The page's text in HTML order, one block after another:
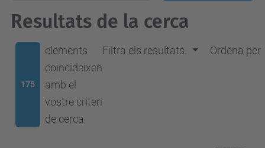
Resultats de la cerca
175
elements
coincideixen
amb el
vostre criteri
de cerca
Filtra els resultats. Ordena per